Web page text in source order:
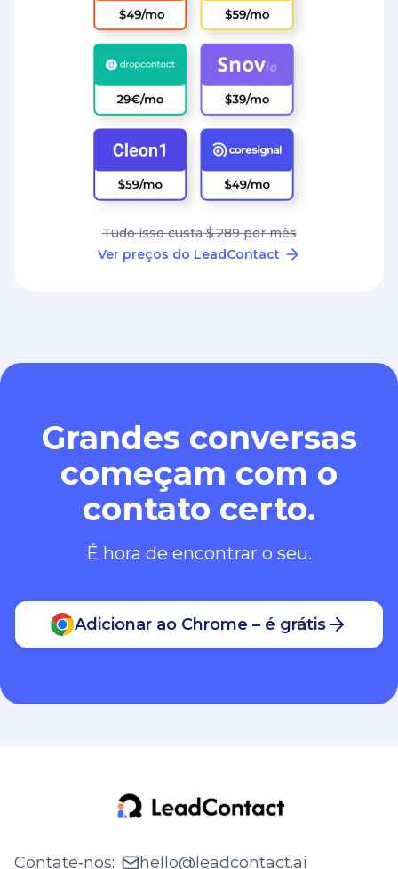
Tudo isso custa $ 289 por mês
Ver preços do LeadContact
Grandes conversas
começam com o
contato certo.
É hora de encontrar o seu.
Adicionar ao Chrome – é grátis
Contate‑nos:
hello@leadcontact.ai